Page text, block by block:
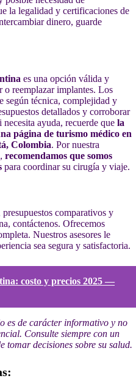
la legalidad y certificaciones de
dinero, guarde
es una opción válida y
o reemplazar implantes. Los
según técnica, complejidad y
detallados y corroborar
ayuda, recuerde que la
página de turismo médico en
Colombia. Por nuestra
recomendamos que somos
para coordinar su cirugía y viaje.
comparativos y
contáctenos. Ofrecemos
Nuestros asesores le
sea segura y satisfactoria.
costo y precios 2025 —
es de carácter informativo y no
Consulte siempre con un
tomar decisiones sobre su salud.